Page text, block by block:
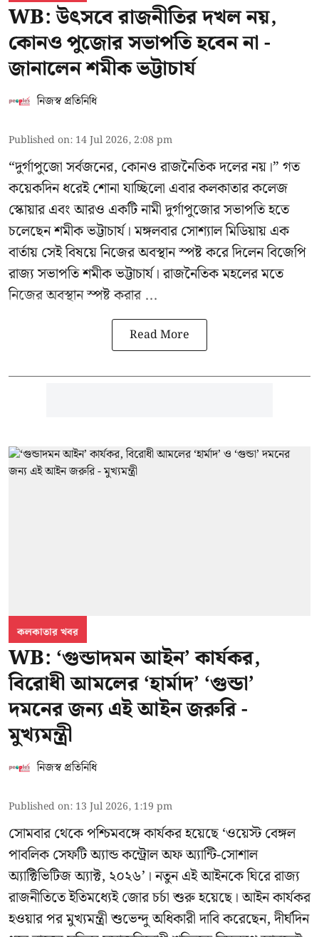
WB: উৎসবে রাজনীতির দখল নয়,
কোনও পুজোর সভাপতি হবেন না -
জানালেন শমীক ভট্টাচার্য
নিজস্ব প্রতিনিধি
Published on: 14 Jul 2026, 2:08 pm
“দুর্গাপুজো সর্বজনের, কোনও রাজনৈতিক দলের নয়।” গত
কয়েকদিন ধরেই শোনা যাচ্ছিলো এবার কলকাতার কলেজ
স্কোয়ার এবং আরও একটি নামী দুর্গাপুজোর সভাপতি হতে
চলেছেনশমীক ভট্টাচার্য। মঙ্গলবার সোশ্যাল মিডিয়ায় এক
বার্তায় সেই বিষয়ে নিজের অবস্থান স্পষ্ট করে দিলেন বিজেপি
রাজ্য সভাপতি শমীক ভট্টাচার্য। রাজনৈতিক মহলের মতে
নিজের অবস্থান স্পষ্ট করার ...
Read More
কলকাতার খবর
WB: ‘গুন্ডাদমন আইন’ কার্যকর,
বিরোধী আমলের ‘হার্মাদ’ ‘গুন্ডা’
দমনের জন্য এই আইন জরুরি -
মুখ্যমন্ত্রী
নিজস্ব প্রতিনিধি
Published on: 13 Jul 2026, 1:19 pm
সোমবার থেকে পশ্চিমবঙ্গে কার্যকর হয়েছে ‘ওয়েস্ট বেঙ্গল
পাবলিক সেফটি অ্যান্ড কন্ট্রোল অফ অ্যান্টি-সোশাল
অ্যাক্টিভিটিজ অ্যাক্ট, ২০২৬’। নতুন এই আইনকে ঘিরে রাজ্য
রাজনীতিতে ইতিমধ্যেই জোর চর্চা শুরু হয়েছে। আইন কার্যকর
হওয়ার পর মুখ্যমন্ত্রী শুভেন্দু অধিকারী দাবি করেছেন, দীর্ঘদিন